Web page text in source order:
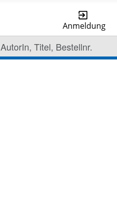
Anmeldung